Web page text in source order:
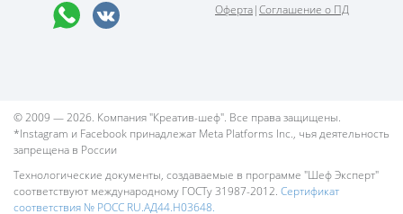
Оферта|Соглашение о ПД
© 2009 — 2026. Компания "Креатив-шеф". Все права защищены.
*Instagram и Facebook принадлежат Meta Platforms Inc., чья деятельность
запрещена в России
Технологические документы, создаваемые в программе "Шеф Эксперт"
соответствуют международному ГОСТу 31987-2012. Сертификат
соответствия № РОСС RU.АД44.Н03648.